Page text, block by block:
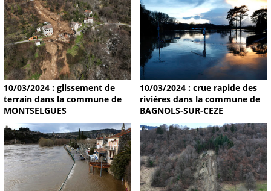
10/03/2024 : glissement de
terrain dans la commune de
MONTSELGUES
10/03/2024 : crue rapide des
rivières dans la commune de
BAGNOLS-SUR-CEZE